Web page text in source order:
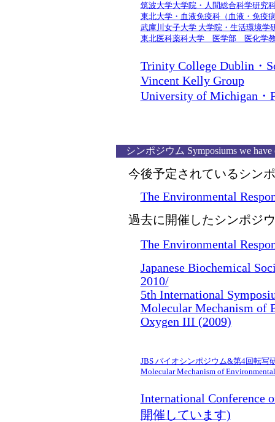
筑波大学大学院・人間総合科学研究
東北大学・血液免疫科（血液・免疫
武庫川女子大学 大学院・生活環境学
東北医科薬科大学 医学部 医化学
Trinity College Dublin・
Vincent Kelly Group
University of Michigan・
シンポジウム Symposiums we have
今後予定されているシン
The Environmental
過去に開催したシンポジ
The Environmental
Japanese Biochemical
2010/
5th International
Molecular Mechanism of
Oxygen III (2009)
JBS バイオシンポジウム&第4回転写
Molecular Mechanism of
International Conference
開催しています)